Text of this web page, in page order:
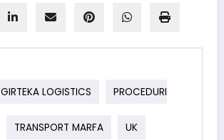
GIRTEKA LOGISTICS PROCEDURI
TRANSPORT MARFA UK